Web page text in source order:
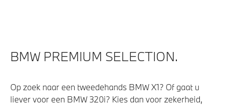
BMW PREMIUM SELECTION.
Op zoek naar een tweedehands BMW X1? Of gaat u
liever voor een BMW 320i? Kies dan voor zekerheid,